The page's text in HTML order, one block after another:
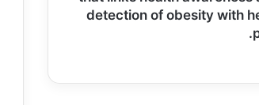
detection of obesity with